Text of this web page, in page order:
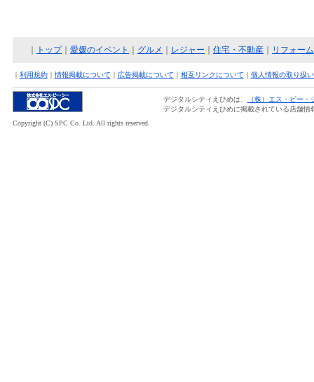
トップ｜ 愛媛のイベント グルメ レジャー 住宅・不動産 リフォー
｜ 利用規約｜ 情報掲載について ｜ 広告掲載について ｜ 相互リンクについて ｜ 個人情報の取り扱
デジタルシティえひめは、
（株）エス・ピー・
デジタルシティえひめに掲載されている店舗
Copyright (C) SPC Co. Ltd. All rights reserved.